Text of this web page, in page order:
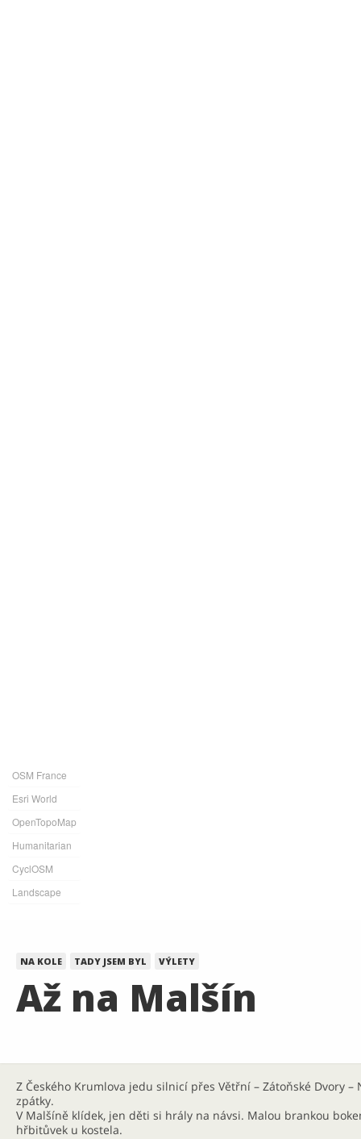
OSM France
Esri World
OpenTopoMap
Humanitarian
CyclOSM
Landscape
NA KOLE TADY JSEM BYL VÝLETY
Až na Malšín
Z Českého Krumlova jedu silnicí přes Větřní – Zátoňské Dvory –
zpátky.
V Malšíně klídek, jen děti si hrály na návsi. Malou brankou
hřbitůvek u kostela.